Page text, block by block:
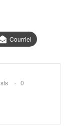
Courriel
0